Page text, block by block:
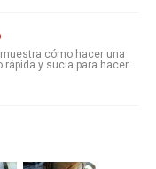
cómo hacer una
rápida y sucia para hacer